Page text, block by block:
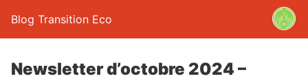
Blog Transition Eco
Newsletter d’octobre 2024 –